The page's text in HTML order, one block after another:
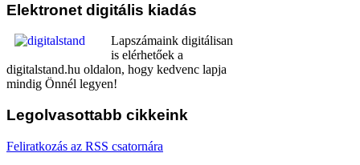
Elektronet digitális kiadás
Lapszámaink digitálisan
is elérhetőek a
digitalstand.hu oldalon, hogy kedvenc lapja
mindig Önnél legyen!
Legolvasottabb cikkeink
Feliratkozás az RSS csatornára